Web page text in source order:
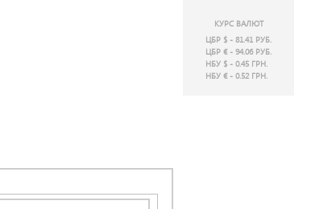
КУРС ВАЛЮТ
ЦБР $ - 81.41 РУБ.
ЦБР € - 94.06 РУБ.
НБУ $ - 0.45 ГРН.
НБУ € - 0.52 ГРН.